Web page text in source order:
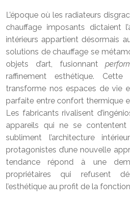
L’époque où les radiateurs
chauffage imposants dictaient
intérieurs appartient désormais
solutions de chauffage se
objets d’art, fusionnant
raffinement esthétique. Cette
transforme nos espaces de vie
parfaite entre confort thermique
Les fabricants rivalisent
appareils qui ne se
subliment l’architecture
protagonistes d’une nouvelle
tendance répond à une
propriétaires qui refusent
l’esthétique au profit de la